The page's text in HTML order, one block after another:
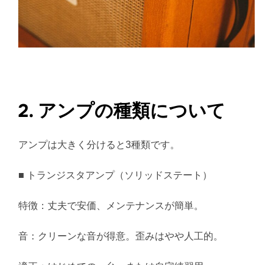
2. アンプの種類について
アンプは大きく分けると3種類です。
■ トランジスタアンプ（ソリッドステート）
特徴：丈夫で安価、メンテナンスが簡単。
音：クリーンな音が得意。歪みはやや人工的。